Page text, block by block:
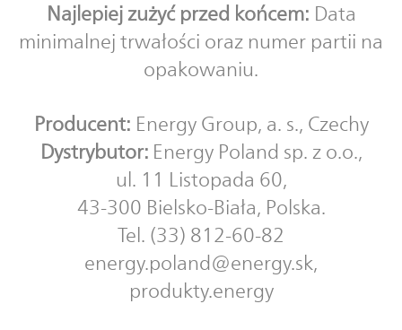
Najlepiej zużyć przed końcem: Data
minimalnej trwałości oraz numer partii na
opakowaniu.
Producent: Energy Group, a. s., Czechy
Dystrybutor: Energy Poland sp. z o.o.,
ul. 11 Listopada 60,
43-300 Bielsko-Biała, Polska.
Tel. (33) 812-60-82
energy.poland@energy.sk,
produkty.energy